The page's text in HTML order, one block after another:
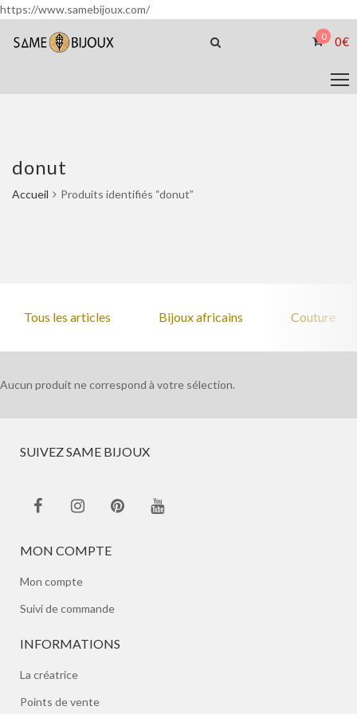
https://www.samebijoux.com/
0 0€
donut
Accueil Produits identifiés “donut”
Tous les articles Bijoux africains Couture
Aucun produit ne correspond à votre sélection.
SUIVEZ SAME BIJOUX
MON COMPTE
Mon compte
Suivi de commande
INFORMATIONS
La créatrice
Points de vente